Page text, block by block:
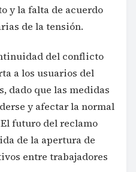
y la falta de acuerdo
de la tensión.
del conflicto
a los usuarios del
dado que las medidas
y afectar la normal
futuro del reclamo
de la apertura de
entre trabajadores